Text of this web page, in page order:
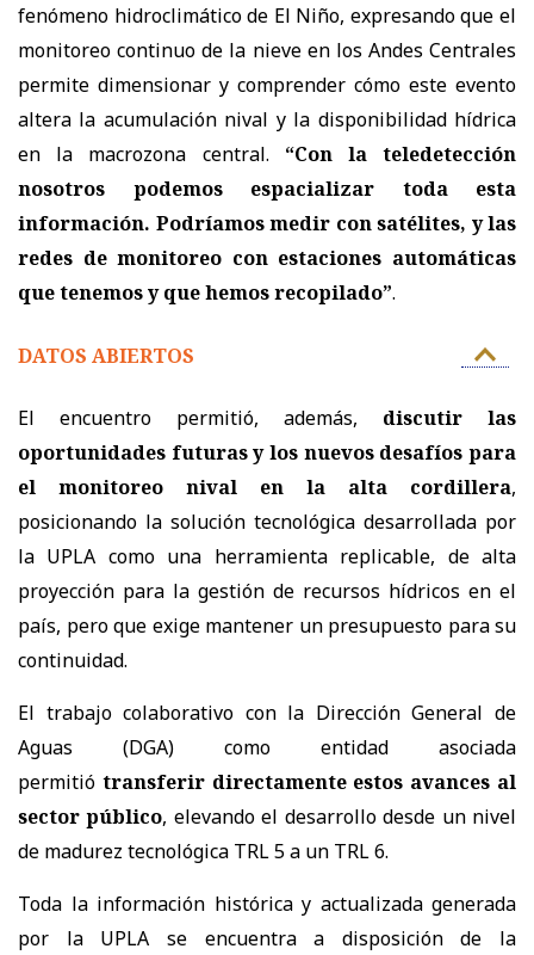
fenómeno hidroclimático de El Niño, expresando que el
monitoreo continuo de la nieve en los Andes Centrales
permite dimensionar y comprender cómo este evento
altera la acumulación nival y la disponibilidad hídrica
en la macrozona central.
“Con la teledetección
nosotros podemos espacializar toda esta
información. Podríamos medir con satélites, y las
redes de monitoreo con estaciones automáticas
que tenemos y que hemos recopilado”.
DATOS ABIERTOS
El encuentro permitió, además,
discutir las
oportunidades futuras y los nuevos desafíos para
el monitoreo nival en la alta cordillera,
posicionando la solución tecnológica desarrollada por
la UPLA como una herramienta replicable, de alta
proyección para la gestión de recursos hídricos en el
país, pero que exige mantener un presupuesto para su
continuidad.
El trabajo colaborativo con la Dirección General de
Aguas (DGA) como entidad asociada
permitió transferir directamente estos avances al
sector público, elevando el desarrollo desde un nivel
de madurez tecnológica TRL 5 a un TRL 6.
Toda la información histórica y actualizada generada
por la UPLA se encuentra a disposición de la